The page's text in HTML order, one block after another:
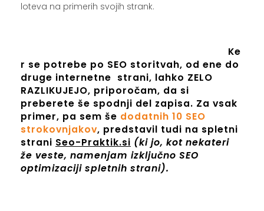
loteva na primerih svojih strank.
Ke
r se potrebe po SEO storitvah, od ene do
druge internetne strani, lahko ZELO
RAZLIKUJEJO, priporočam, da si
preberete še spodnji del zapisa. Za vsak
primer, pa sem še dodatnih 10 SEO
strokovnjakov, predstavil tudi na spletni
strani Seo-Praktik.si (ki jo, kot nekateri
že veste, namenjam izključno SEO
optimizaciji spletnih strani).